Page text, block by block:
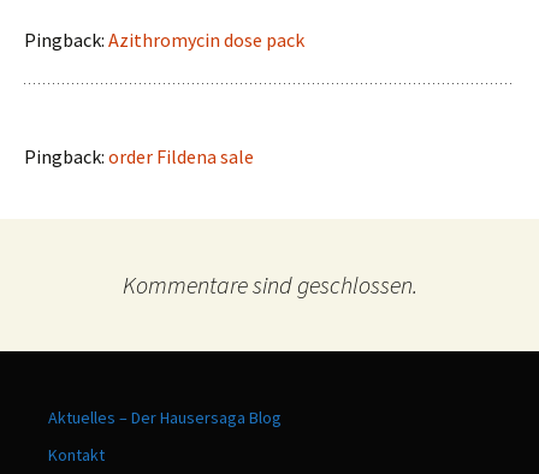
Pingback: Azithromycin dose pack
Pingback: order Fildena sale
Kommentare sind geschlossen.
Aktuelles – Der Hausersaga Blog
Kontakt